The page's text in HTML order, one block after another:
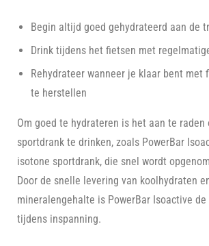
Begin altijd goed gehydrateerd aan de
Drink tijdens het fietsen met
Rehydrateer wanneer je klaar bent met
te herstellen
Om goed te hydrateren is het aan te raden
sportdrank te drinken, zoals PowerBar
isotone sportdrank, die snel wordt
Door de snelle levering van koolhydraten
mineralengehalte is PowerBar Isoactive
tijdens inspanning.